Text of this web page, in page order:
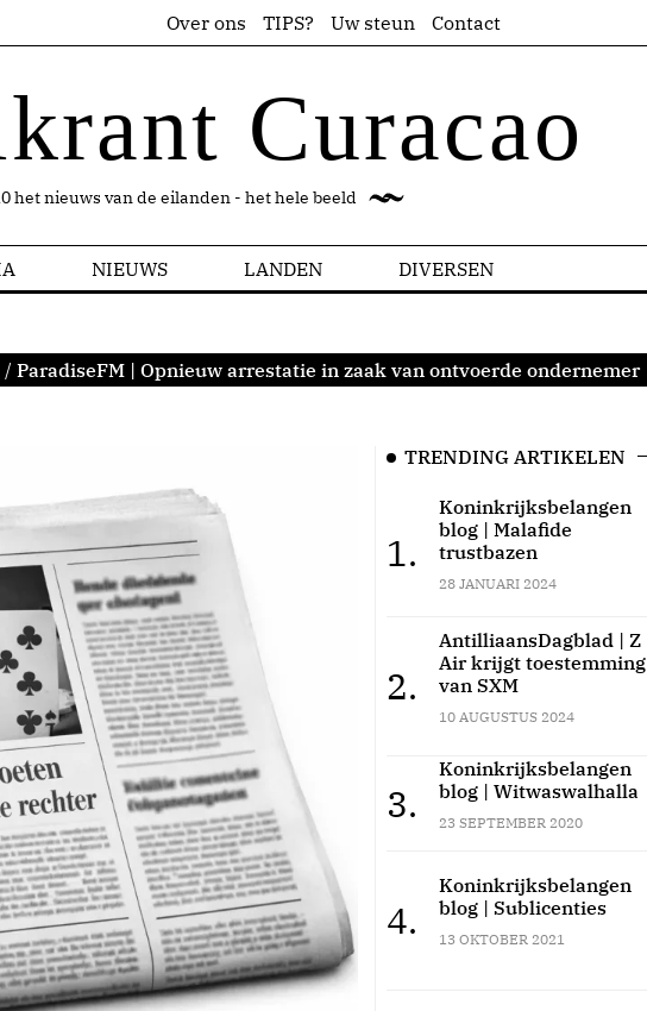
Over ons TIPS? Uw steun Contact
Curacao
het nieuws van de eilanden - het hele beeld
NIEUWS LANDEN DIVERSEN
/ ParadiseFM | Opnieuw arrestatie in zaak van ontvoerde ondernemer
TRENDING ARTIKELEN
1.
Koninkrijksbelangen
blog | Malafide
trustbazen
28 JANUARI 2024
2.
AntilliaansDagblad | Z
Air krijgt toestemming
van SXM
10 AUGUSTUS 2024
3.
Koninkrijksbelangen
blog | Witwaswalhalla
23 SEPTEMBER 2020
4.
Koninkrijksbelangen
blog | Sublicenties
13 OKTOBER 2021